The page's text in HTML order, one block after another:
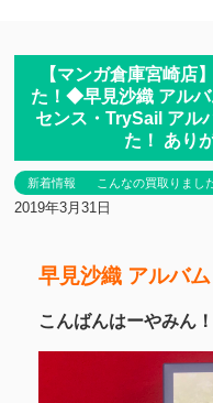
【マンガ倉庫宮崎店
た！◆早見沙織 アル
センス・TrySail アル
た！ あり
新着情報 こんなの買取りまし
2019年3月31日
早見沙織 アルバム
こんばんはーやみん！